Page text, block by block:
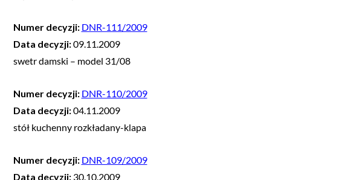
Numer decyzji: DNR-111/2009
Data decyzji:09.11.2009
swetr damski – model 31/08
Numer decyzji: DNR-110/2009
Data decyzji:04.11.2009
stół kuchenny rozkładany-klapa
Numer decyzji: DNR-109/2009
Data decyzji: 30.10.2009